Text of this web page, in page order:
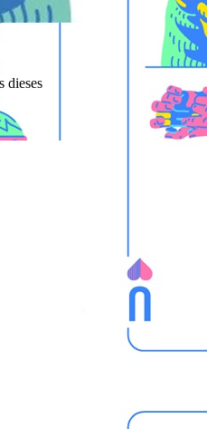
dieses